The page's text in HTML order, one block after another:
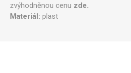
zvýhodněnou cenu zde.
Materiál: plast